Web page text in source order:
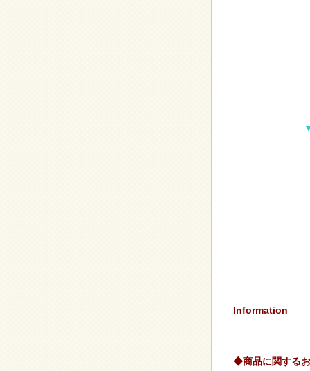
Information
◆商品に関する